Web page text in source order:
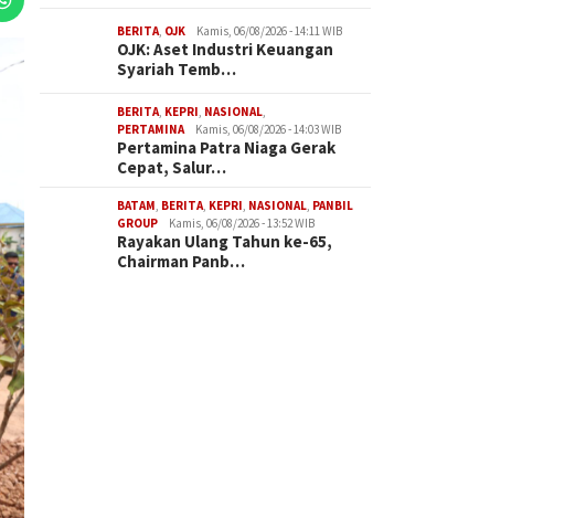
BERITA, OJK Kamis, 06/08/2026 - 14:11 WIB
OJK: Aset Industri Keuangan
Syariah Temb…
BERITA, KEPRI, NASIONAL,
PERTAMINA
Kamis, 06/08/2026 - 14:03 WIB
Pertamina Patra Niaga Gerak
Cepat, Salur…
BATAM, BERITA, KEPRI, NASIONAL, PANBIL
GROUP
Kamis, 06/08/2026 - 13:52 WIB
Rayakan Ulang Tahun ke-65,
Chairman Panb…